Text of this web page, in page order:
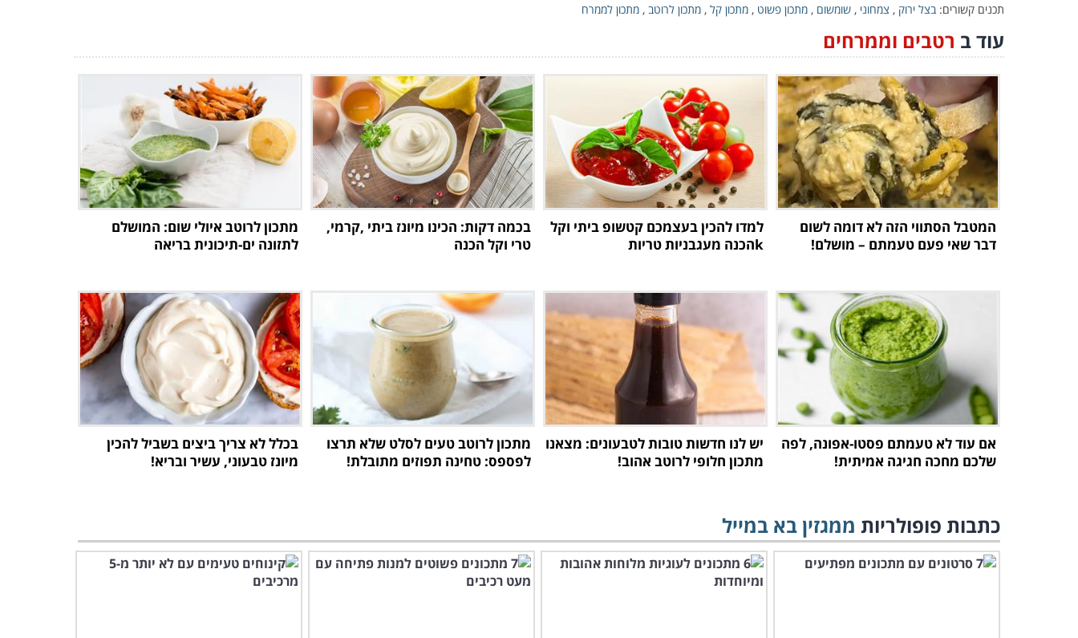
תכנים קשורים:בצל ירוק , צמחוני , שומשום , מתכון פשוט , מתכון קל , מתכון לרוטב , מתכון לממרח
עוד ב רטבים וממרחים
המטבל הסתווי הזה לא דומה לשום
דבר שאי פעם טעמתם – מושלם!
למדו להכין בעצמכם קטשופ ביתי וקל
kהכנה מעגבניות טריות
בכמה דקות: הכינו מיונז ביתי ,קרמי,
טרי וקל הכנה
מתכון לרוטב איולי שום: המושלם
לתזונה ים-תיכונית בריאה
אם עוד לא טעמתם פסטו-אפונה, לפה
שלכם מחכה חגיגה אמיתית!
יש לנו חדשות טובות לטבעונים: מצאנו
מתכון חלופי לרוטב אהוב!
מתכון לרוטב טעים לסלט שלא תרצו
לפספס: טחינה תפוזים מתובלת!
בכלל לא צריך ביצים בשביל להכין
מיונז טבעוני, עשיר ובריא!
כתבות פופולריות ממגזין בא במייל